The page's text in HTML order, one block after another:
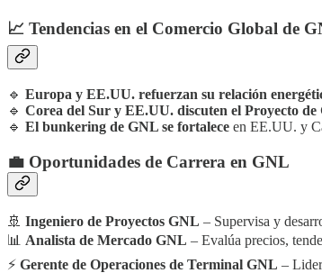
📈 Tendencias en el Comercio Global de
🔹 Europa y EE.UU. refuerzan su relación
🔹 Corea del Sur y EE.UU. discuten el Proyecto de
🔹 El bunkering de GNL se fortalece en EE.UU. y
💼 Oportunidades de Carrera en GNL
🚢 Ingeniero de Proyectos GNL – Supervisa y
📊 Analista de Mercado GNL – Evalúa precios,
⚡ Gerente de Operaciones de Terminal GNL –